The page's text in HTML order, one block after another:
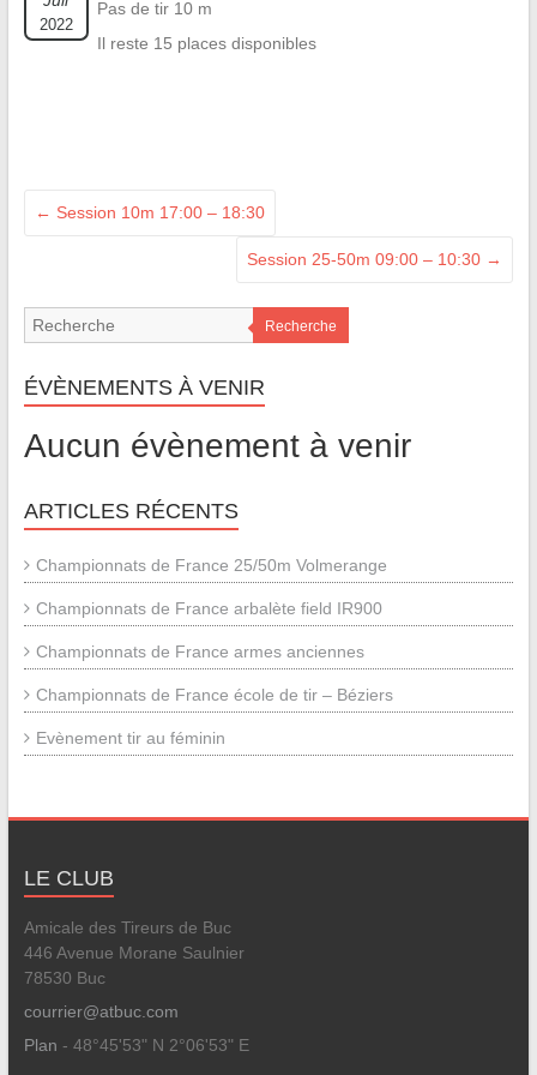
2022
Pas de tir 10 m
Il reste 15 places disponibles
← Session 10m 17:00 – 18:30
Session 25-50m 09:00 – 10:30 →
Recherche
ÉVÈNEMENTS À VENIR
Aucun évènement à venir
ARTICLES RÉCENTS
Championnats de France 25/50m Volmerange
Championnats de France arbalète field IR900
Championnats de France armes anciennes
Championnats de France école de tir – Béziers
Evènement tir au féminin
LE CLUB
Amicale des Tireurs de Buc
446 Avenue Morane Saulnier
78530 Buc
courrier@atbuc.com
Plan - 48°45'53" N 2°06'53" E